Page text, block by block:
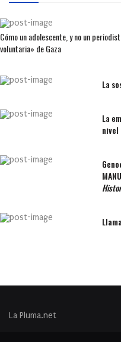
Cómo un adolescente, y no un
voluntaria» de Gaza
La
La
nivel
La Pluma.net